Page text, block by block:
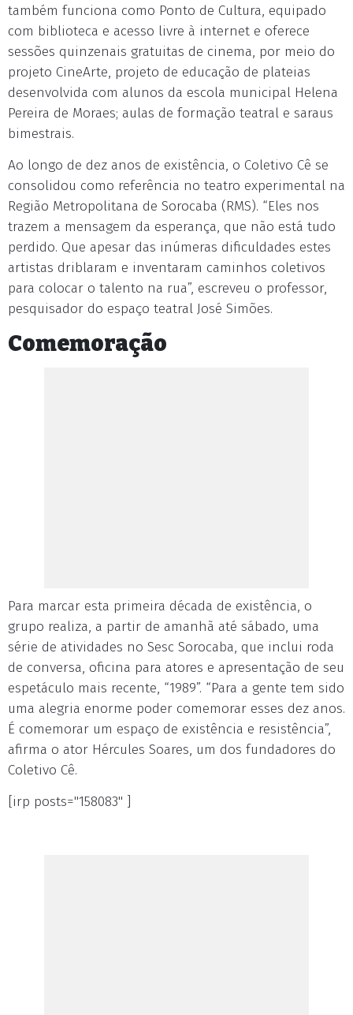
também funciona como Ponto de Cultura, equipado
com biblioteca e acesso livre à internet e oferece
sessões quinzenais gratuitas de cinema, por meio do
projeto CineArte, projeto de educação de plateias
desenvolvida com alunos da escola municipal Helena
Pereira de Moraes; aulas de formação teatral e saraus
bimestrais.
Ao longo de dez anos de existência, o Coletivo Cê se
consolidou como referência no teatro experimental na
Região Metropolitana de Sorocaba (RMS). “Eles nos
trazem a mensagem da esperança, que não está tudo
perdido. Que apesar das inúmeras dificuldades estes
artistas driblaram e inventaram caminhos coletivos
para colocar o talento na rua”, escreveu o professor,
pesquisador do espaço teatral José Simões.
Comemoração
Para marcar esta primeira década de existência, o
grupo realiza, a partir de amanhã até sábado, uma
série de atividades no Sesc Sorocaba, que inclui roda
de conversa, oficina para atores e apresentação de seu
espetáculo mais recente, “1989”. “Para a gente tem sido
uma alegria enorme poder comemorar esses dez anos.
É comemorar um espaço de existência e resistência”,
afirma o ator Hércules Soares, um dos fundadores do
Coletivo Cê.
[irp posts="158083" ]